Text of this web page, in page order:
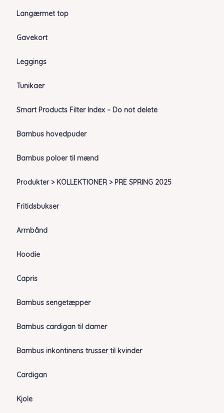
Langærmet top
Gavekort
Leggings
Tunikaer
Smart Products Filter Index – Do not delete
Bambus hovedpuder
Bambus poloer til mænd
Produkter > KOLLEKTIONER > PRE SPRING 2025
Fritidsbukser
Armbånd
Hoodie
Capris
Bambus sengetæpper
Bambus cardigan til damer
Bambus inkontinens trusser til kvinder
Cardigan
Kjole